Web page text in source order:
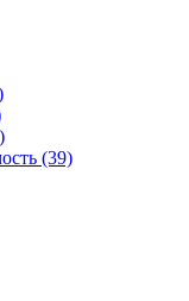
(39)